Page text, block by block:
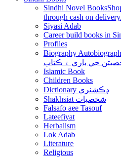
Sindhi Novel Books
Siyasi Adab
Career build books in
Profiles
Biography
جي باري ۾ ڪتاب
Islamic Book
Children Books
Dictionary ڊڪشنري
Shakhsiat شخصيات
Falsafo aee Tasouf
Lateefiyat
Herbalism
Lok Adab
Literature
Religious